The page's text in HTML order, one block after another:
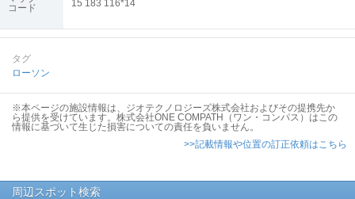
コード
15 183 116*14
タグ
ローソン
※本ページの施設情報は、ジオテクノロジーズ株式会社およびその提携先か
ら提供を受けています。株式会社ONE COMPATH（ワン・コンパス）はこの
情報に基づいて生じた損害についての責任を負いません。
>>記載情報や位置の訂正依頼はこちら
周辺スポット検索